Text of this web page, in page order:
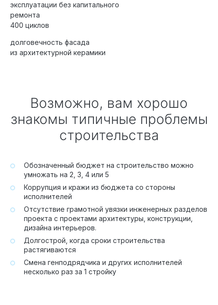
эксплуатации без капитального
ремонта
400 циклов
долговечность фасада
из архитектурной керамики
Возможно, вам хорошо
знакомы типичные проблемы
строительства
Обозначенный бюджет на строительство можно
умножать на 2, 3, 4 или 5
Коррупция и кражи из бюджета со стороны
исполнителей
Отсутствие грамотной увязки инженерных разделов
проекта с проектами архитектуры, конструкции,
дизайна интерьеров.
Долгострой, когда сроки строительства
растягиваются
Смена генподрядчика и других исполнителей
несколько раз за 1 стройку